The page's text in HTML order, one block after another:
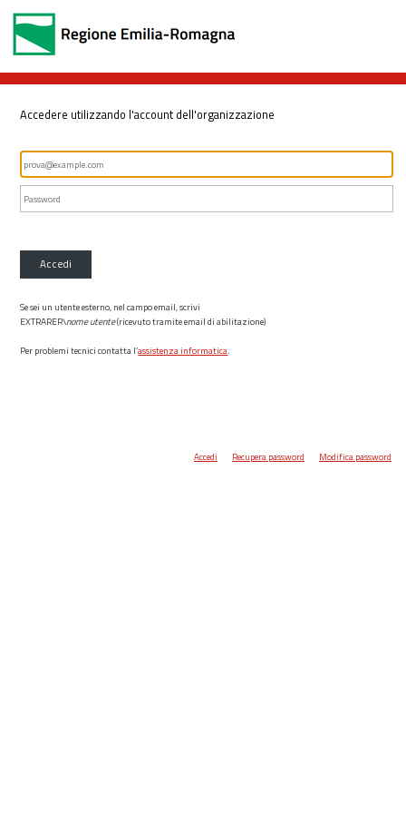
Accedere utilizzando l'account dell'organizzazione
Accedi
Se sei un utente esterno, nel campo email, scrivi
EXTRARER\nome utente(ricevuto tramite email di abilitazione)
Per problemi tecnici contatta l’assistenza informatica.
Accedi Recupera password Modifica password